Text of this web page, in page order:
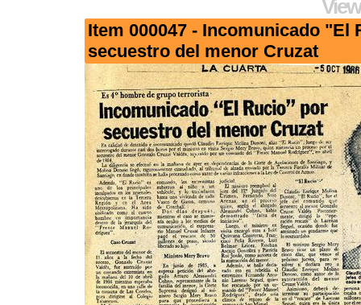
Item 000047 - Incomunicado "El
secuestro del menor Cruzat